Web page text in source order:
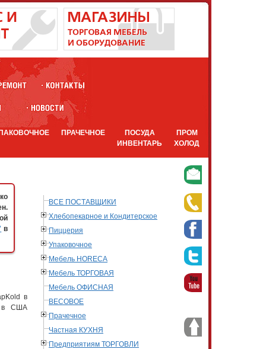
ПРАЧЕЧНОЕ
ПОСУДА
ИНВЕНТАРЬ
ПРОМ
ХОЛОД
в
ВСЕ ПОСТАВЩИКИ
Хлебопекарное и Кондитерское
Пиццерия
Упаковочное
Мебель HORECA
Мебель ТОРГОВАЯ
Мебель ОФИСНАЯ
ВЕСОВОЕ
Прачечное
Частная КУХНЯ
Предприятиям ТОРГОВЛИ
в
в США